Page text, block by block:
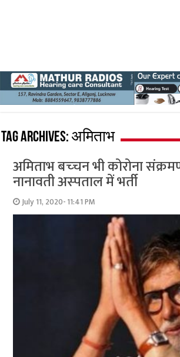
Tag Archives:अमिताभ
अमिताभ बच्‍चन भी कोरोना
नानावती अस्‍पताल में भर्ती
July 11, 2020- 11:41 PM